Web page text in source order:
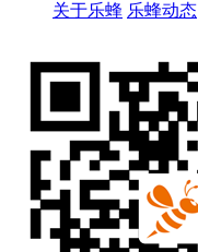
关于乐蜂 乐蜂动态